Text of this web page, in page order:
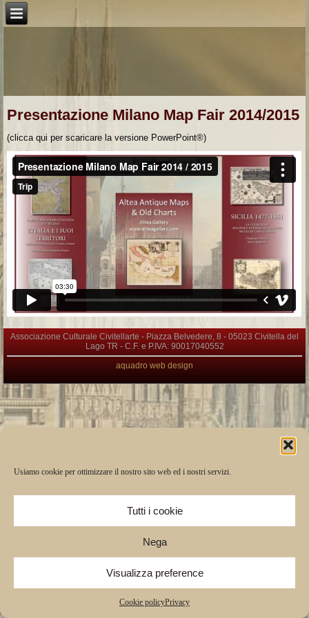
Usiamo cookie per ottimizzare il nostro sito web ed i nostri servizi.
Tutti i cookie
Nega
Visualizza preference
Cookie policyPrivacy
Presentazione Milano Map Fair 2014/2015
(clicca qui per scaricare la versione PowerPoint®)
Associazione Culturale Civitellarte - Piazza Belvedere, 8 - 05023 Civitella del
Lago TR - C.F. e P.IVA: 90017040552
aquadro web design